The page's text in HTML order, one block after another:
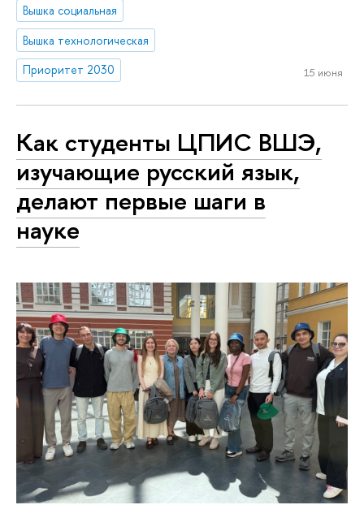
Вышка социальная
Вышка технологическая
Приоритет 2030
15 июня
Как студенты ЦПИС ВШЭ,
изучающие русский язык,
делают первые шаги в
науке